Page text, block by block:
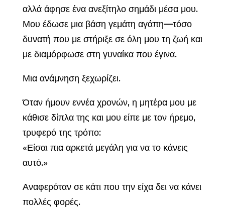
αλλά άφησε ένα ανεξίτηλο σημάδι μέσα μου.
Μου έδωσε μια βάση γεμάτη αγάπη—τόσο
δυνατή που με στήριξε σε όλη μου τη ζωή και
με διαμόρφωσε στη γυναίκα που έγινα.
Μια ανάμνηση ξεχωρίζει.
Όταν ήμουν εννέα χρονών, η μητέρα μου με
κάθισε δίπλα της και μου είπε με τον ήρεμο,
τρυφερό της τρόπο:
«Είσαι πια αρκετά μεγάλη για να το κάνεις
αυτό.»
Αναφερόταν σε κάτι που την είχα δει να κάνει
πολλές φορές.